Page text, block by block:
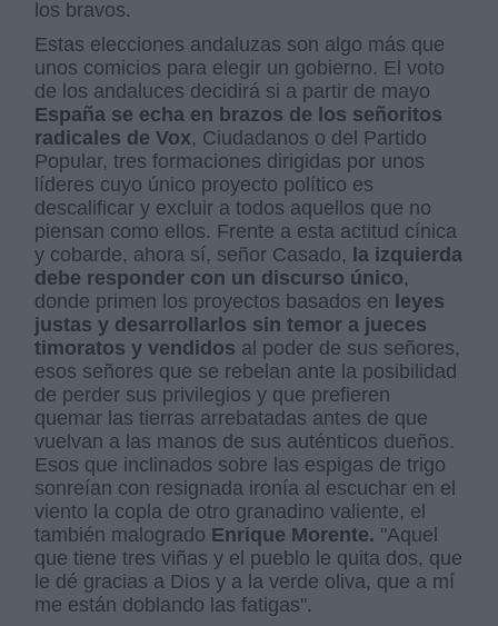
los bravos.
Estas elecciones andaluzas son algo más que
unos comicios para elegir un gobierno. El voto
de los andaluces decidirá si a partir de mayo
España se echa en brazos de los señoritos
radicales de Vox, Ciudadanos o del Partido
Popular, tres formaciones dirigidas por unos
líderes cuyo único proyecto político es
descalificar y excluir a todos aquellos que no
piensan como ellos. Frente a esta actitud cínica
y cobarde, ahora sí, señor Casado, la izquierda
debe responder con un discurso único,
donde primen los proyectos basados en leyes
justas y desarrollarlos sin temor a jueces
timoratos y vendidos al poder de sus señores,
esos señores que se rebelan ante la posibilidad
de perder sus privilegios y que prefieren
quemar las tierras arrebatadas antes de que
vuelvan a las manos de sus auténticos dueños.
Esos que inclinados sobre las espigas de trigo
sonreían con resignada ironía al escuchar en el
viento la copla de otro granadino valiente, el
también malogrado Enrique Morente. "Aquel
que tiene tres viñas y el pueblo le quita dos, que
le dé gracias a Dios y a la verde oliva, que a mí
me están doblando las fatigas".